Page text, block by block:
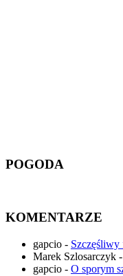
POGODA
KOMENTARZE
gapcio - Szczęśliwy
Marek Szlosarczyk -
gapcio - O sporym